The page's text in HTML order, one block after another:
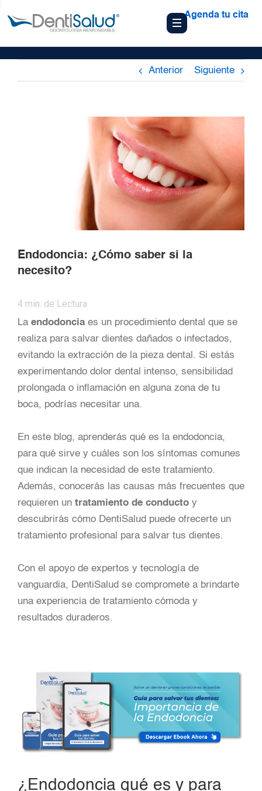
Agenda tu cita
Anterior Siguiente
Endodoncia: ¿Cómo saber si la
necesito?
4 min. de Lectura
La endodoncia es un procedimiento dental que se
realiza para salvar dientes dañados o infectados,
evitando la extracción de la pieza dental. Si estás
experimentando dolor dental intenso, sensibilidad
prolongada o inflamación en alguna zona de tu
boca, podrías necesitar una.
En este blog, aprenderás qué es la endodoncia,
para qué sirve y cuáles son los síntomas comunes
que indican la necesidad de este tratamiento.
Además, conocerás las causas más frecuentes que
requieren un tratamiento de conducto y
descubrirás cómo DentiSalud puede ofrecerte un
tratamiento profesional para salvar tus dientes.
Con el apoyo de expertos y tecnología de
vanguardia, DentiSalud se compromete a brindarte
una experiencia de tratamiento cómoda y
resultados duraderos.
¿Endodoncia qué es y para